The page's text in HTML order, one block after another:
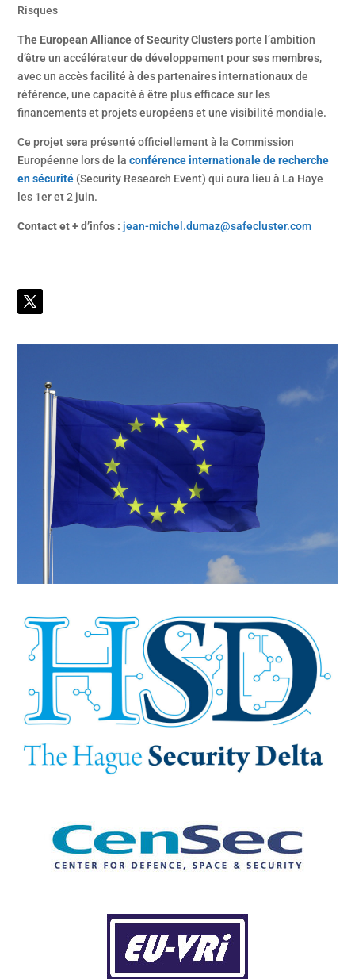
Risques
The European Alliance of Security Clusters porte l’ambition
d’être un accélérateur de développement pour ses membres,
avec un accès facilité à des partenaires internationaux de
référence, une capacité à être plus efficace sur les
financements et projets européens et une visibilité mondiale.
Ce projet sera présenté officiellement à la Commission
Européenne lors de laconférence internationale de recherche
en sécurité (Security Research Event) qui aura lieu à La Haye
les 1er et 2 juin.
Contact et + d’infos : jean-michel.dumaz@safecluster.com